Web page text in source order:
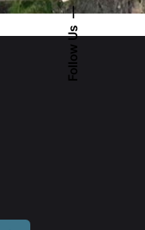
Follow Us